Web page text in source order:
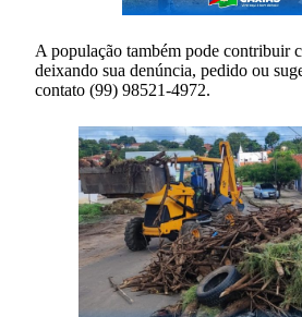
A população também pode contribuir
deixando sua denúncia, pedido ou
contato (99) 98521-4972.